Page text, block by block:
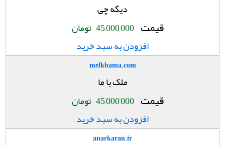
دیگه چی
قیمت 45,000,000 تومان
افزودن به سبد خرید
melkbama.com
ملک با ما
قیمت 45,000,000 تومان
افزودن به سبد خرید
anarkaran.ir